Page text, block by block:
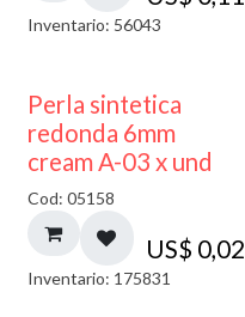
Inventario: 56043
Perla sintetica
redonda 6mm
cream A-03 x und
Cod: 05158
US$ 0,02
Inventario: 175831